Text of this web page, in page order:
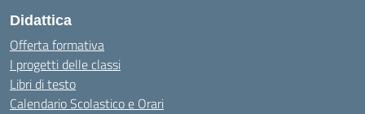
Didattica
Offerta formativa
I progetti delle classi
Libri di testo
Calendario Scolastico e Orari